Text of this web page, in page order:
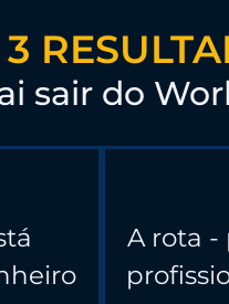
3
sair do
A rota -